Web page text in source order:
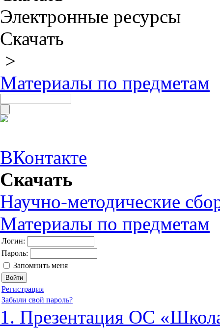
Электронные ресурсы
Скачать
>
Материалы по предметам
ВКонтакте
Скачать
Научно-методические
Материалы по предметам
Логин:
Пароль:
Запомнить меня
Регистрация
Забыли свой пароль?
1. Презентация ОС